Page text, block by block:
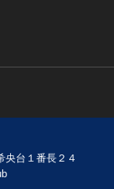
央台１番長２４